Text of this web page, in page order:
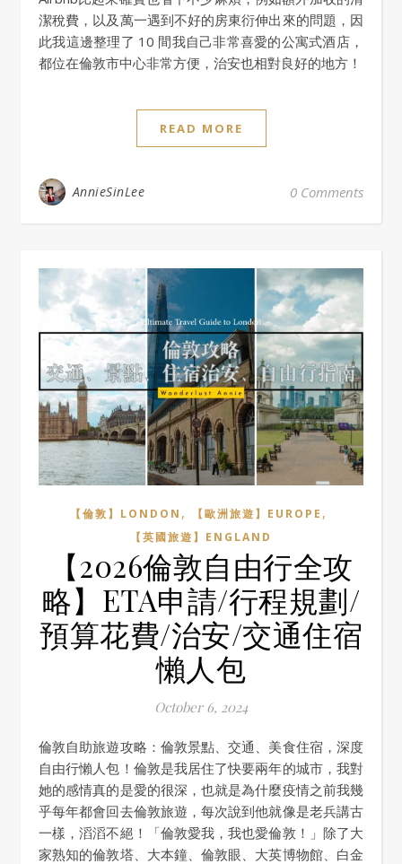
潔稅費，以及萬一遇到不好的房東衍伸出來的問題，因
此我這邊整理了 10 間我自己非常喜愛的公寓式酒店，
都位在倫敦市中心非常方便，治安也相對良好的地方！
READ MORE
AnnieSinLee 0 Comments
【倫敦】LONDON , 【歐洲旅遊】EUROPE ,
【英國旅遊】ENGLAND
【2026倫敦自由行全攻
略】ETA申請/行程規劃/
預算花費/治安/交通住宿
懶人包
October 6, 2024
倫敦自助旅遊攻略：倫敦景點、交通、美食住宿，深度
自由行懶人包！倫敦是我居住了快要兩年的城市，我對
她的感情真的是愛的很深，也就是為什麼疫情之前我幾
乎每年都會回去倫敦旅遊，每次說到他就像是老兵講古
一樣，滔滔不絕！「倫敦愛我，我也愛倫敦！」除了大
家熟知的倫敦塔、大本鐘、倫敦眼、大英博物館、白金